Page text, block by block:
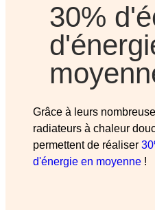
30%
Grâce à leurs
radiateurs à chaleur
permettent de réaliser
d'énergie en moyenne !